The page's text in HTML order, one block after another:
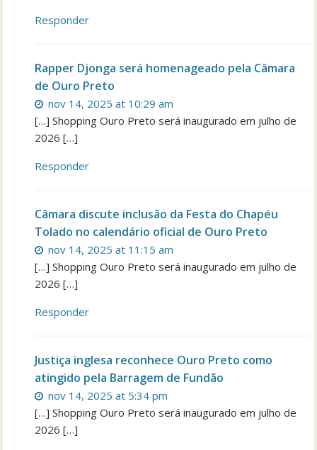
Responder
Rapper Djonga será homenageado pela Câmara
de Ouro Preto
nov 14, 2025 at 10:29 am
[…] Shopping Ouro Preto será inaugurado em julho de
2026 […]
Responder
Câmara discute inclusão da Festa do Chapéu
Tolado no calendário oficial de Ouro Preto
nov 14, 2025 at 11:15 am
[…] Shopping Ouro Preto será inaugurado em julho de
2026 […]
Responder
Justiça inglesa reconhece Ouro Preto como
atingido pela Barragem de Fundão
nov 14, 2025 at 5:34 pm
[…] Shopping Ouro Preto será inaugurado em julho de
2026 […]